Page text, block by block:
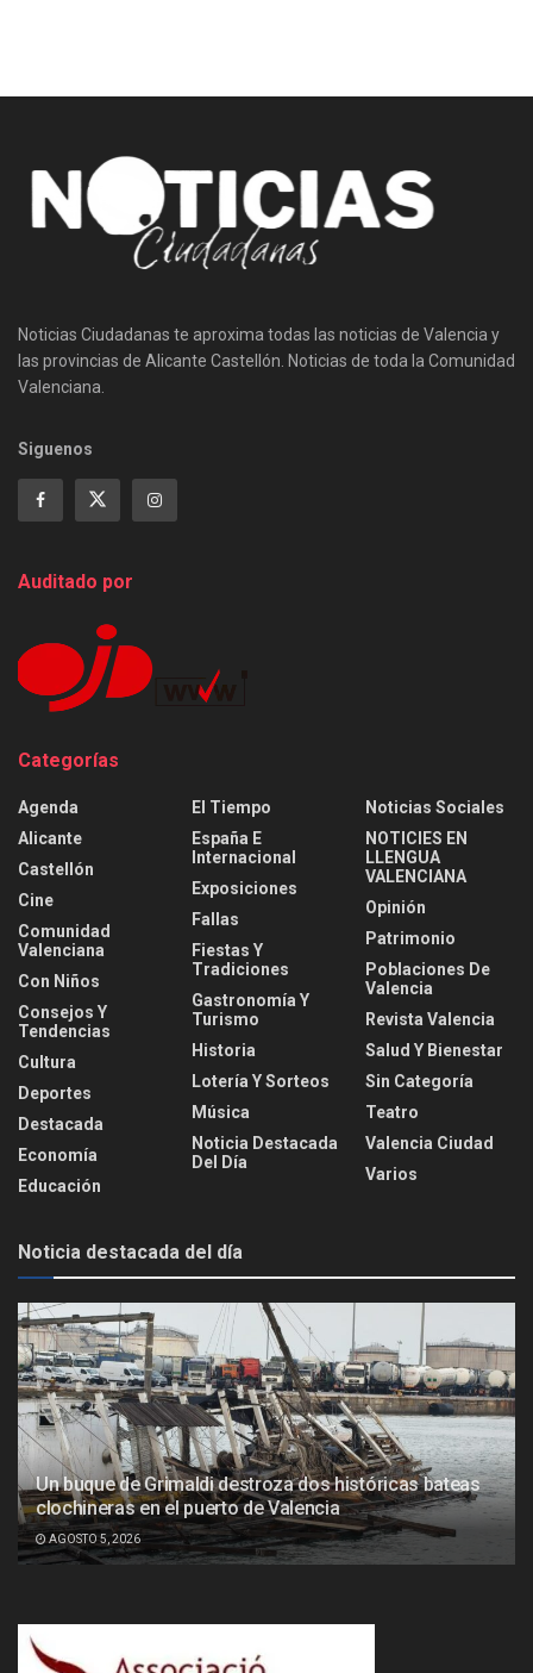
Noticias Ciudadanas te aproxima todas las noticias de Valencia y
las provincias de Alicante Castellón. Noticias de toda la Comunidad
Valenciana.
Siguenos
Auditado por
Categorías
Agenda
Alicante
Castellón
Cine
Comunidad
Valenciana
Con Niños
Consejos Y
Tendencias
Cultura
Deportes
Destacada
Economía
Educación
El Tiempo
España E
Internacional
Exposiciones
Fallas
Fiestas Y
Tradiciones
Gastronomía Y
Turismo
Historia
Lotería Y Sorteos
Música
Noticia Destacada
Del Día
Noticias Sociales
NOTICIES EN
LLENGUA
VALENCIANA
Opinión
Patrimonio
Poblaciones De
Valencia
Revista Valencia
Salud Y Bienestar
Sin Categoría
Teatro
Valencia Ciudad
Varios
Noticia destacada del día
Un buque de Grimaldi destroza dos históricas bateas
clochineras en el puerto de Valencia
AGOSTO 5, 2026